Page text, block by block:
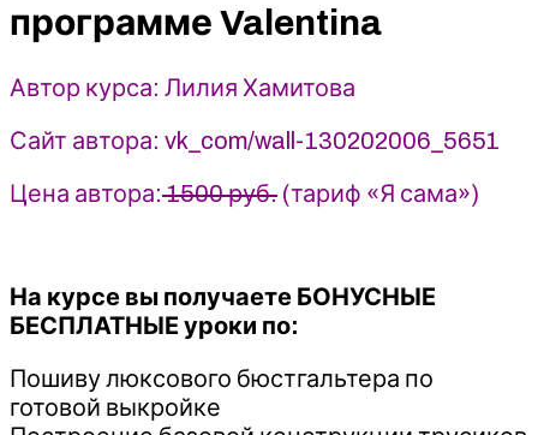
2023
-
Хамитова
программе Valentina
Автор курса: Лилия Хамитова
Сайт автора: vk_com/wall-130202006_5651
Цена автора:1500 руб. (тариф «Я сама»)
На курсе вы получаете БОНУСНЫЕ
БЕСПЛАТНЫЕ уроки по:
Пошиву люксового бюстгальтера по
готовой выкройке